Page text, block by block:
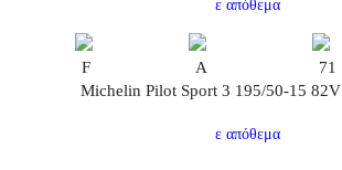
ε απόθεμα
F A
71
Michelin Pilot Sport 3 195/50-15 82V
ε απόθεμα